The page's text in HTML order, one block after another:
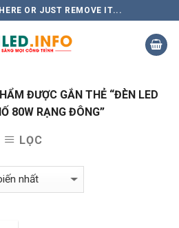
OR JUST REMOVE IT...
ĐƯỢC GẮN THẺ “ĐÈN LED
80W RẠNG ĐÔNG”
LỌC